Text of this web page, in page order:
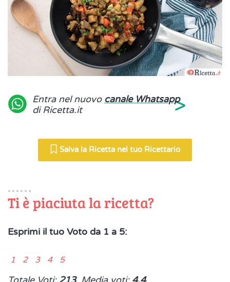
Entra nel nuovo canale Whatsapp
di Ricetta.it
>
Salva la Ricetta nel tuo Ricettario
Ti è piaciuta la ricetta?
Esprimi il tuo Voto da 1 a 5:
1 2 3 4 5